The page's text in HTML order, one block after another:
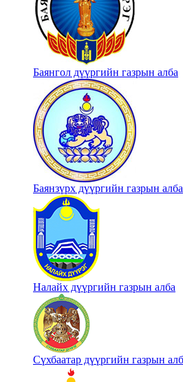
Баянгол дүүргийн газрын алба
Баянзүрх дүүргийн газрын алба
Налайх дүүргийн газрын алба
Сүхбаатар дүүргийн газрын